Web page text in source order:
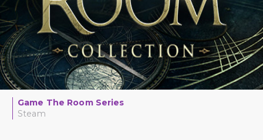
Game The Room Series
Steam